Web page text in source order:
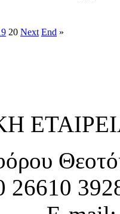
20 Next End »
26610